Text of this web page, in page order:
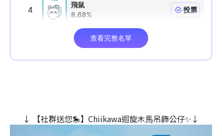
↓ 【社群送您🎠】Chiikawa迴旋木⾺吊飾公仔✨↓